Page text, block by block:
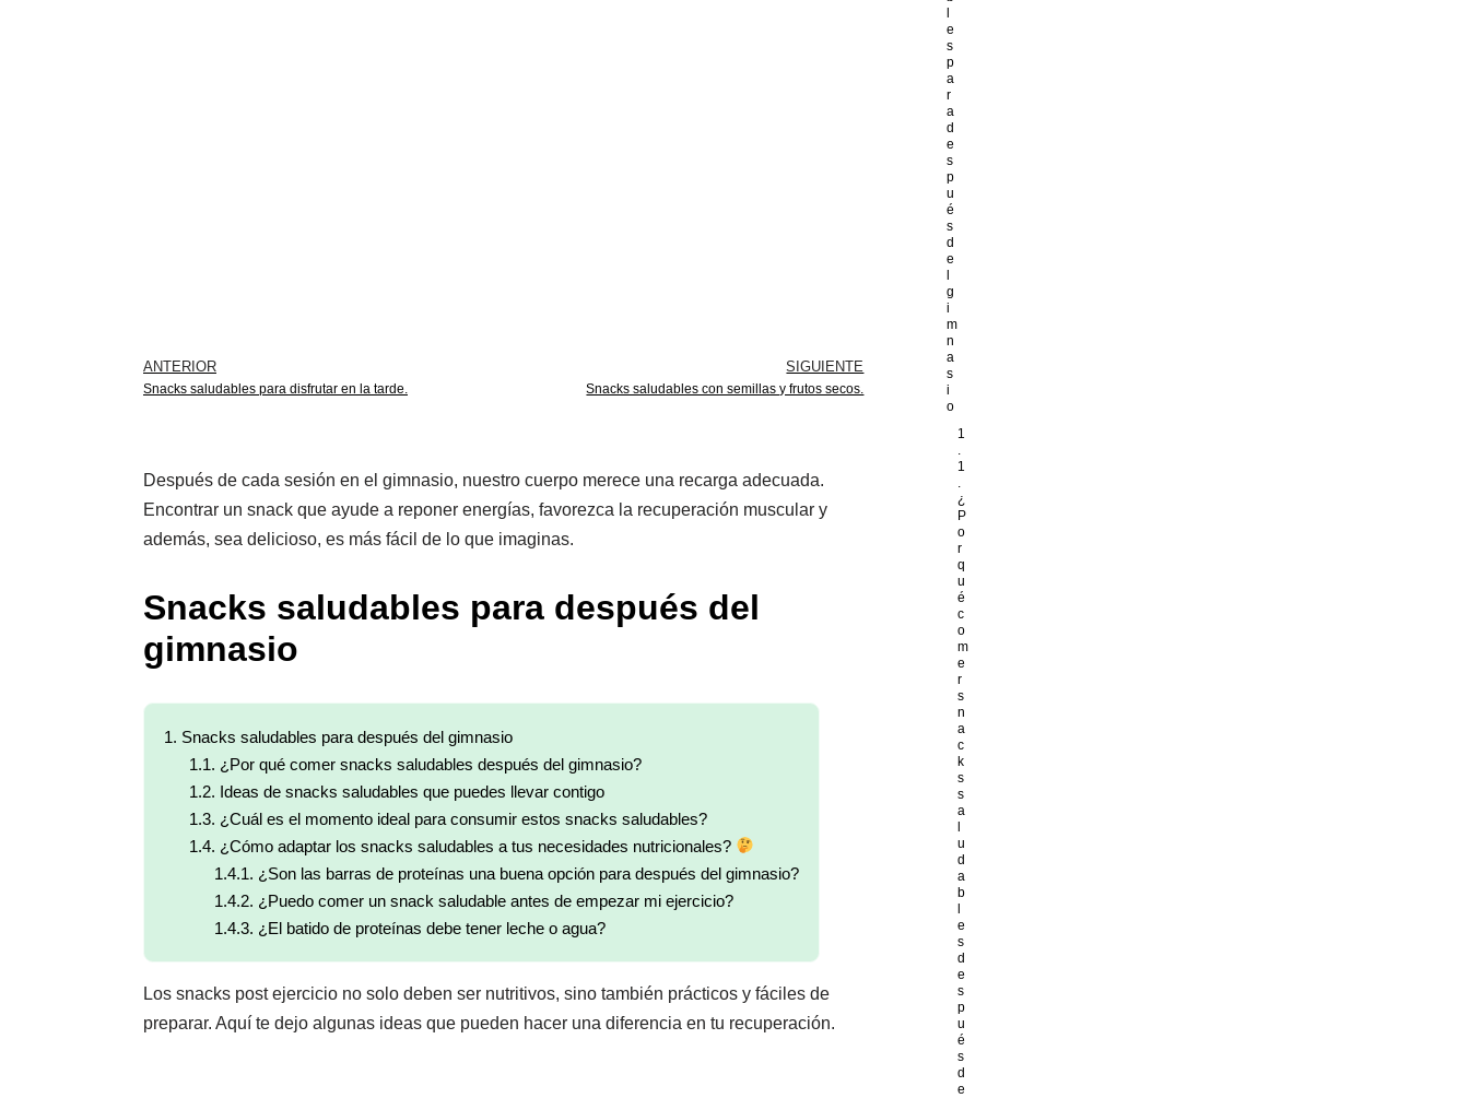
ANTERIOR
Snacks saludables para disfrutar en la tarde.
SIGUIENTE
Snacks saludables con semillas y frutos secos.
Después de cada sesión en el gimnasio, nuestro cuerpo merece una recarga adecuada.
Encontrar un snack que ayude a reponer energías, favorezca la recuperación muscular y
además, sea delicioso, es más fácil de lo que imaginas.
Snacks saludables para después del
gimnasio
1. Snacks saludables para después del gimnasio
1.1. ¿Por qué comer snacks saludables después del gimnasio?
1.2. Ideas de snacks saludables que puedes llevar contigo
1.3. ¿Cuál es el momento ideal para consumir estos snacks saludables?
1.4. ¿Cómo adaptar los snacks saludables a tus necesidades nutricionales?
1.4.1. ¿Son las barras de proteínas una buena opción para después del gimnasio?
1.4.2. ¿Puedo comer un snack saludable antes de empezar mi ejercicio?
1.4.3. ¿El batido de proteínas debe tener leche o agua?
Los snacks post ejercicio no solo deben ser nutritivos, sino también prácticos y fáciles de
preparar. Aquí te dejo algunas ideas que pueden hacer una diferencia en tu recuperación.
e
s
p
a
r
a
d
e
s
p
u
é
s
d
e
g
i
m
n
a
s
i
o
1
.
1
.
¿
P
o
r
q
u
é
c
o
m
e
r
s
n
a
c
k
s
s
a
u
d
a
b
e
s
d
e
s
p
u
é
s
d
e